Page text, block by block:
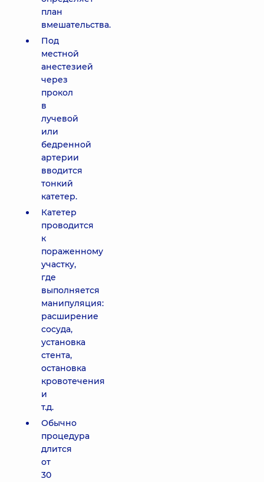
план
вмешательства.
Под
местной
анестезией
через
прокол
в
лучевой
или
бедренной
артерии
вводится
тонкий
катетер.
Катетер
проводится
к
пораженному
участку,
где
выполняется
манипуляция:
расширение
сосуда,
установка
стента,
остановка
кровотечения
и
т.д.
Обычно
процедура
длится
от
30